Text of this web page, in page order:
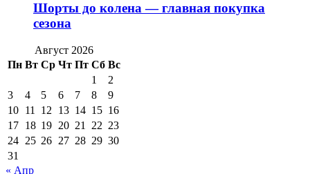
Шорты до колена — главная покупка
сезона
Август 2026
Пн Вт Ср Чт Пт Сб Вс
1
2
3
4 5 6 7 8
9
10 11 12 13 14 15 16
17 18 19 20 21 22 23
24 25 26 27 28 29 30
31
« Апр